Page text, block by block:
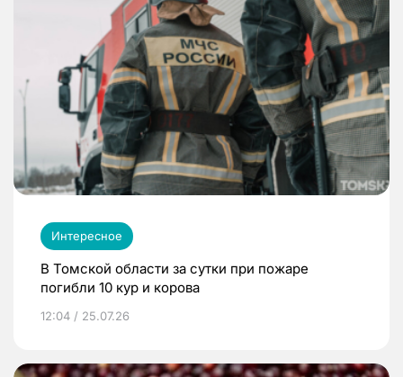
Интересное
В Томской области за сутки при пожаре
погибли 10 кур и корова
12:04 / 25.07.26